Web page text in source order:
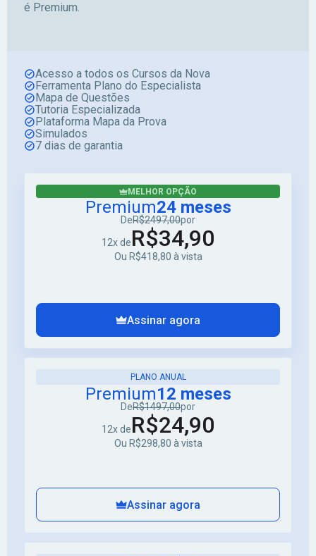
é Premium.
Acesso a todos os Cursos da Nova
Ferramenta Plano do Especialista
Mapa de Questões
Tutoria Especializada
Plataforma Mapa da Prova
Simulados
7 dias de garantia
MELHOR OPÇÃO
Premium24 meses
DeR$2497,00por
12x deR$34,90
Ou R$418,80 à vista
Assinar agora
PLANO ANUAL
Premium12 meses
DeR$1497,00por
12x deR$24,90
Ou R$298,80 à vista
Assinar agora